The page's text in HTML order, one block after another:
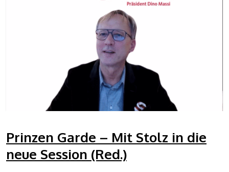
Prinzen Garde – Mit Stolz in die
neue Session (Red.)